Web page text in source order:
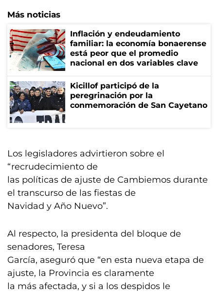
Más noticias
Inflación y endeudamiento
familiar: la economía bonaerense
está peor que el promedio
nacional en dos variables clave
Kicillof participó de la
peregrinación por la
conmemoración de San Cayetano
Los legisladores advirtieron sobre el
“recrudecimiento de
las políticas de ajuste de Cambiemos durante
el transcurso de las fiestas de
Navidad y Año Nuevo”.
Al respecto, la presidenta del bloque de
senadores, Teresa
García, aseguró que “en esta nueva etapa de
ajuste, la Provincia es claramente
la más afectada, y si a los despidos le